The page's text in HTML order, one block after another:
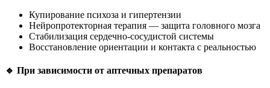
Купирование психоза и гипертензии
Нейропротекторная терапия — защита головного мозга
Стабилизация сердечно-сосудистой системы
Восстановление ориентации и контакта с реальностью
🔹 При зависимости от аптечных препаратов